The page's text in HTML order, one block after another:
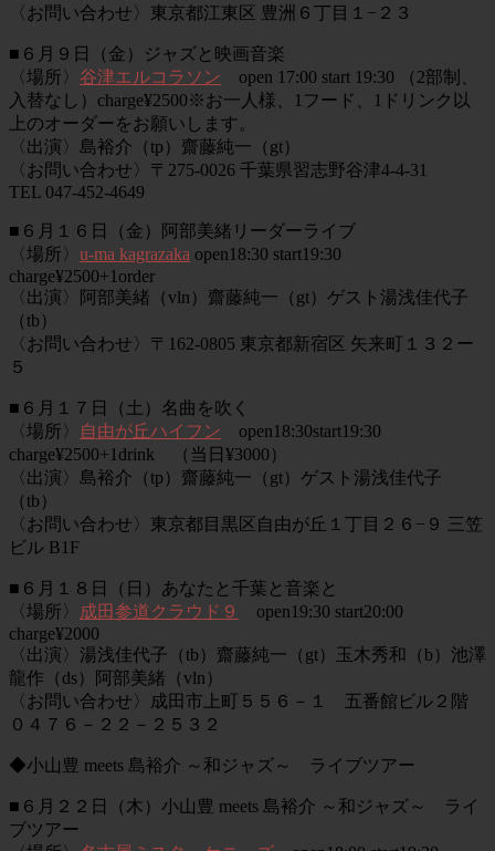
〈お問い合わせ〉東京都江東区 豊洲６丁目１−２３
■６月９日（金）ジャズと映画音楽
〈場所〉 谷津エルコラソン open 17:00 start 19:30 （2部制、
入替なし）charge¥2500※お一人様、1フード、1ドリンク以
上のオーダーをお願いします。
〈出演〉島裕介（tp）齋藤純一（gt）
〈お問い合わせ〉〒275-0026 千葉県習志野谷津4-4-31
TEL 047-452-4649
■６月１６日（金）阿部美緒リーダーライブ
〈場所〉 u-ma kagrazaka open18:30 start19:30
charge¥2500+1order
〈出演〉阿部美緒（vln）齋藤純一（gt）ゲスト湯浅佳代子
（tb）
〈お問い合わせ〉〒162-0805 東京都新宿区 矢来町１３２ー
５
■６月１７日（土）名曲を吹く
〈場所〉
自由が丘ハイフン open18:30start19:30
charge¥2500+1drink （当日¥3000）
〈出演〉島裕介（tp）齋藤純一（gt）ゲスト湯浅佳代子
（tb）
〈お問い合わせ〉東京都目黒区自由が丘１丁目２６−９ 三笠
ビル B1F
■６月１８日（日）あなたと千葉と音楽と
〈場所〉
成田参道クラウド９
open19:30 start20:00
charge¥2000
〈出演〉湯浅佳代子（tb）齋藤純一（gt）玉木秀和（b）池澤
龍作（ds）阿部美緒（vln）
〈お問い合わせ〉成田市上町５５６－１ 五番館ビル２階
０４７６－２２－２５３２
◆小山豊 meets 島裕介 ～和ジャズ～ ライブツアー
■６月２２日（木）小山豊 meets 島裕介 ～和ジャズ～ ライ
ブツアー